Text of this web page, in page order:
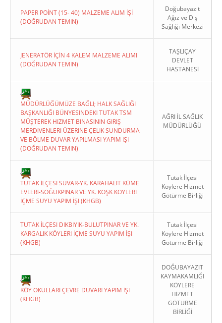
PAPER POİNT (15- 40) MALZEME ALIM İŞİ
(DOĞRUDAN TEMIN)
Doğubayazıt
Ağız ve Diş
Sağlığı Merkezi
JENERATÖR İÇİN 4 KALEM MALZEME ALIMI
(DOĞRUDAN TEMIN)
TAŞLIÇAY
DEVLET
HASTANESİ
MÜDÜRLÜĞÜMÜZE BAĞLI; HALK SAĞLIĞI
BAŞKANLIĞI BÜNYESINDEKI TUTAK TSM
MÜŞTEREK HIZMET BINASININ GIRIŞ
MERDIVENLERI ÜZERINE ÇELIK SUNDURMA
VE BÖLME DUVAR YAPILMASI YAPIM IŞI
(DOĞRUDAN TEMIN)
AĞRI İL SAĞLIK
MÜDÜRLÜĞÜ
TUTAK İLÇESI SUVAR-YK. KARAHALIT KÜME
EVLERI-SOĞUKPINAR VE YK. KÖŞK KÖYLERI
İÇME SUYU YAPIM İŞI (KHGB)
Tutak İlçesi
Köylere Hizmet
Götürme Birliği
TUTAK İLÇESI DIKBIYIK-BULUTPINAR VE YK.
KARGALIK KÖYLERI İÇME SUYU YAPIM İŞI
(KHGB)
Tutak İlçesi
Köylere Hizmet
Götürme Birliği
KÖY OKULLARI ÇEVRE DUVARI YAPIM İŞI
(KHGB)
DOĞUBAYAZIT
KAYMAKAMLIĞI
KÖYLERE
HİZMET
GÖTÜRME
BİRLİĞİ